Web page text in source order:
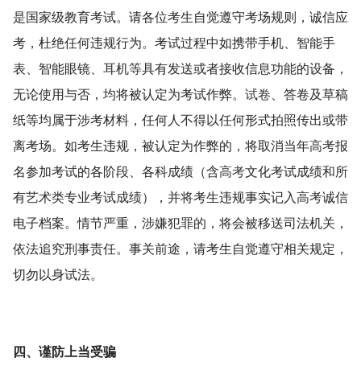
是国家级教育考试。请各位考生自觉遵守考场规则，诚信应
考，杜绝任何违规行为。考试过程中如携带手机、智能手
表、智能眼镜、耳机等具有发送或者接收信息功能的设备，
无论使用与否，均将被认定为考试作弊。 试卷、答卷及草稿
纸等均属于涉考材料，任何人不得以任何形式拍照传出或带
离考场。如考生违规，被认定为作弊的，将取消当年高考报
名参加考试的各阶段、各科成绩（含高考文化考试成绩和所
有艺术类专业考试成绩），并将考生违规事实记入高考诚信
电子档案。情节严重，涉嫌犯罪的，将会被移送司法机关，
依法追究刑事责任。事关前途，请考生自觉遵守相关规定，
切勿以身试法。
四、谨防上当受骗